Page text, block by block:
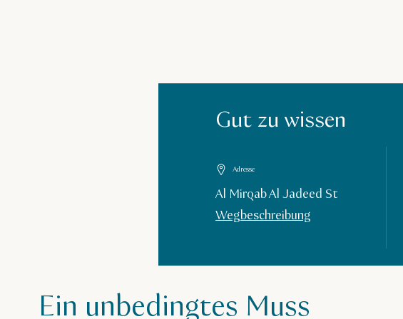
Gut zu wissen
Adresse
Al Mirqab Al Jadeed St
Wegbeschreibung
Ein unbedingtes Muss